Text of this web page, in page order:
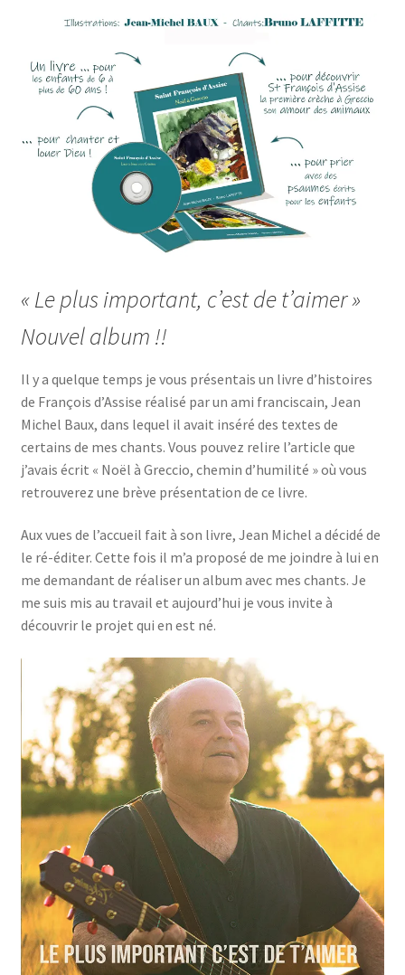
« Le plus important, c’est de t’aimer »
Nouvel album !!
Il y a quelque temps je vous présentais un livre d’histoires
de François d’Assise réalisé par un ami franciscain, Jean
Michel Baux, dans lequel il avait inséré des textes de
certains de mes chants. Vous pouvez relire l’article que
j’avais écrit « Noël à Greccio, chemin d’humilité » où vous
retrouverez une brève présentation de ce livre.
Aux vues de l’accueil fait à son livre, Jean Michel a décidé de
le ré-éditer. Cette fois il m’a proposé de me joindre à lui en
me demandant de réaliser un album avec mes chants. Je
me suis mis au travail et aujourd’hui je vous invite à
découvrir le projet qui en est né.